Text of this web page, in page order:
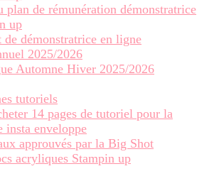
plan de rémunération démonstratrice
up
de démonstratrice en ligne
2025/2026
Automne Hiver 2025/2026
tutoriels
14 pages de tutoriel pour la
insta enveloppe
approuvés par la Big Shot
acryliques Stampin up